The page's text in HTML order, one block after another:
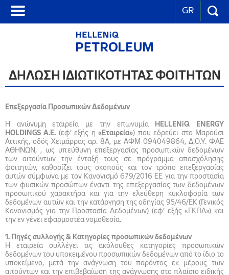
GR
ΔΗΛΩΣΗ ΙΔΙΩΤΙΚΟΤΗΤΑΣ ΦΟΙΤΗΤΩΝ
Επεξεργασία Προσωπικών Δεδομένων
Η ανώνυμη εταιρεία με την επωνυμία
HELLENiQ ENERGY
HOLDINGS Α.Ε. (εφ’ εξής η«Εταιρεία») που εδρεύει στο Μαρούσι
Αττικής, οδός Χειμάρρας αρ. 8Α, με ΑΦΜ 094049864, Δ.Ο.Υ. ΦΑΕ
ΑΘΗΝΩΝ, , ως υπεύθυνη επεξεργασίας προσωπικών δεδομένων
των αιτούντων την ένταξή τους σε πρόγραμμα απασχόλησης
φοιτητών, καθορίζει τους σκοπούς και τον τρόπο επεξεργασίας
αυτών σύμφωνα με τον Κανονισμό 679/2016 ΕΕ για την προστασία
των φυσικών προσώπων έναντι της επεξεργασίας των δεδομένων
προσωπικού χαρακτήρα και για την ελεύθερη κυκλοφορία των
δεδομένων αυτών και την κατάργηση της οδηγίας 95/46/ΕΚ (Γενικός
Κανονισμός για την Προστασία Δεδομένων) (εφ’ εξής «ΓΚΠΔ») και
την εν γένει εφαρμοστέα νομοθεσία.
1. Πηγές συλλογής & Κατηγορίες προσωπικών δεδομένων
Η εταιρεία συλλέγει τις ακόλουθες κατηγορίες προσωπικών
δεδομένων του υποκειμένου προσωπικών δεδομένων από το ίδιο το
υποκείμενο, μετά την ανάγνωση του παρόντος εκ μέρους των
αιτούντων και την επιβεβαίωση της ανάγνωσης στο πλαίσιο ειδικής